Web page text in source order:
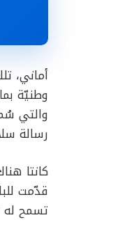
أماني،
وطنيّة
والتي
رسالة
كانتا
قدّمت
تسمح